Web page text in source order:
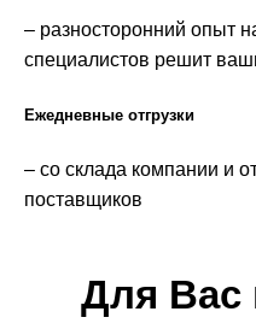
– разносторонний опыт
специалистов решит
Ежедневные отгрузки
– со склада компании и
поставщиков
Для Вас